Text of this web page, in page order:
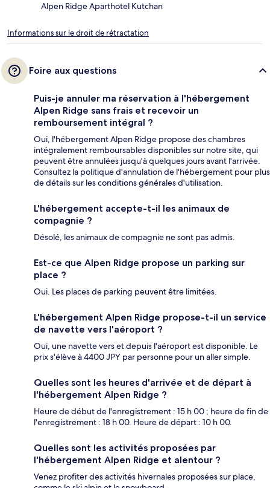
Alpen Ridge Aparthotel Kutchan
Informations sur le droit de rétractation
Foire aux questions
Puis-je annuler ma réservation à l'hébergement
Alpen Ridge sans frais et recevoir un
remboursement intégral ?
Oui, l'hébergement Alpen Ridge propose des chambres
intégralement remboursables disponibles sur notre site, qui
peuvent être annulées jusqu'à quelques jours avant l'arrivée.
Consultez la politique d'annulation de l'hébergement pour plus
de détails sur les conditions générales d'utilisation.
L'hébergement accepte-t-il les animaux de
compagnie ?
Désolé, les animaux de compagnie ne sont pas admis.
Est-ce que Alpen Ridge propose un parking sur
place ?
Oui. Les places de parking peuvent être limitées.
L'hébergement Alpen Ridge propose-t-il un service
de navette vers l'aéroport ?
Oui, une navette vers et depuis l'aéroport est disponible. Le
prix s'élève à 4400 JPY par personne pour un aller simple.
Quelles sont les heures d'arrivée et de départ à
l'hébergement Alpen Ridge ?
Heure de début de l'enregistrement : 15 h 00 ; heure de fin de
l'enregistrement : 18 h 00. Heure de départ : 10 h 00.
Quelles sont les activités proposées par
l'hébergement Alpen Ridge et alentour ?
Venez profiter des activités hivernales proposées sur place,